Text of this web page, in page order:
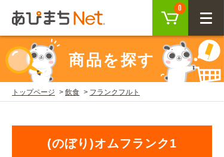
0
CLOSE
ログイン
会員登録
SEARCH
商品を探す
トップページ 飲食 フランクフルト
(のぼり)オムフランク1